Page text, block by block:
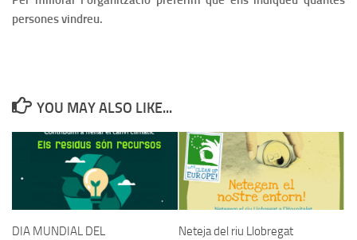
persones vindreu.
YOU MAY ALSO LIKE...
DIA MUNDIAL DEL
Neteja del riu Llobregat